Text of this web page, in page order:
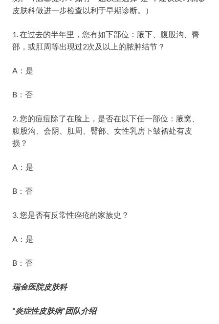
皮肤科做进一步检查以利于早期诊断。）
1. 在过去的半年里，您有如下部位：腋下、腹股沟、臀
部，或肛周等出现过2次及以上的脓肿结节？
A：是
B：否
2. 您的痘痘除了在脸上，是否在以下任一部位：腋窝、
腹股沟、会阴、肛周、臀部、女性乳房下皱褶处有皮
损？
A：是
B：否
3. 您是否有反常性痤疮的家族史？
A：是
B：否
瑞金医院皮肤科
“炎症性皮肤病”团队介绍